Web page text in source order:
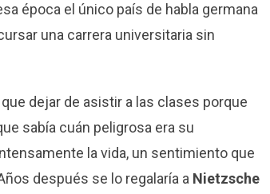
época el único país de habla germana
una carrera universitaria sin
dejar de asistir a las clases porque
sabía cuán peligrosa era su
la vida, un sentimiento que
después se lo regalaría a Nietzsche